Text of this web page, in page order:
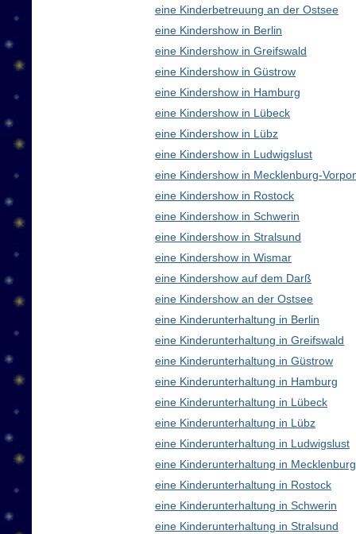
eine Kinderbetreuung an der Ostsee
eine Kindershow in Berlin
eine Kindershow in Greifswald
eine Kindershow in Güstrow
eine Kindershow in Hamburg
eine Kindershow in Lübeck
eine Kindershow in Lübz
eine Kindershow in Ludwigslust
eine Kindershow in Mecklenburg-
eine Kindershow in Rostock
eine Kindershow in Schwerin
eine Kindershow in Stralsund
eine Kindershow in Wismar
eine Kindershow auf dem Darß
eine Kindershow an der Ostsee
eine Kinderunterhaltung in Berlin
eine Kinderunterhaltung in Greifswald
eine Kinderunterhaltung in Güstrow
eine Kinderunterhaltung in Hamburg
eine Kinderunterhaltung in Lübeck
eine Kinderunterhaltung in Lübz
eine Kinderunterhaltung in Ludwigslust
eine Kinderunterhaltung in
eine Kinderunterhaltung in Rostock
eine Kinderunterhaltung in Schwerin
eine Kinderunterhaltung in Stralsund